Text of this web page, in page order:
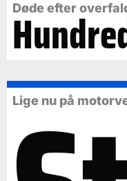
Døde efter
Lige nu på